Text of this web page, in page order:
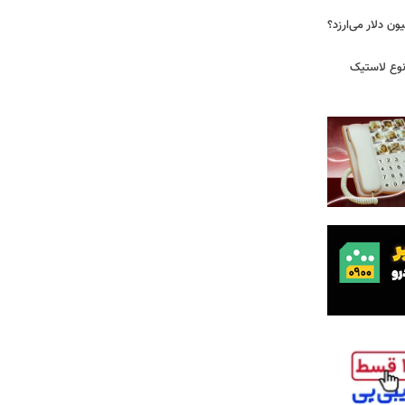
ایلان ماسک ۱۰۰ میلیون دلار می‌ارزد؟
لاستیک